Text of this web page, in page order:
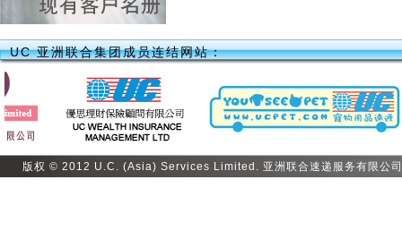
UC 亚洲联合集团成员连结网站：
版权 © 2012 U.C. (Asia) Services Limited. 亚洲联合速递服务有限公